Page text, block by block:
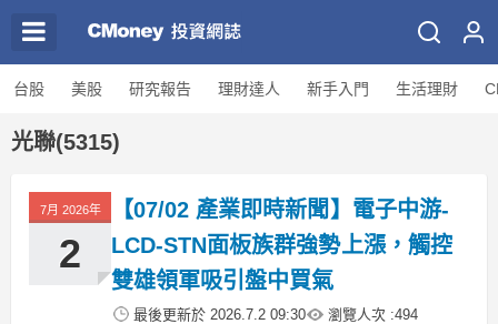
台股 美股 研究報告 理財達人 新手入門 生活理財
光聯(5315)
7月 2026年
2
【07/02 產業即時新聞】電子中游-
LCD-STN面板族群強勢上漲，觸控
雙雄領軍吸引盤中買氣
最後更新於 2026.7.2 09:30 瀏覽人次 :494